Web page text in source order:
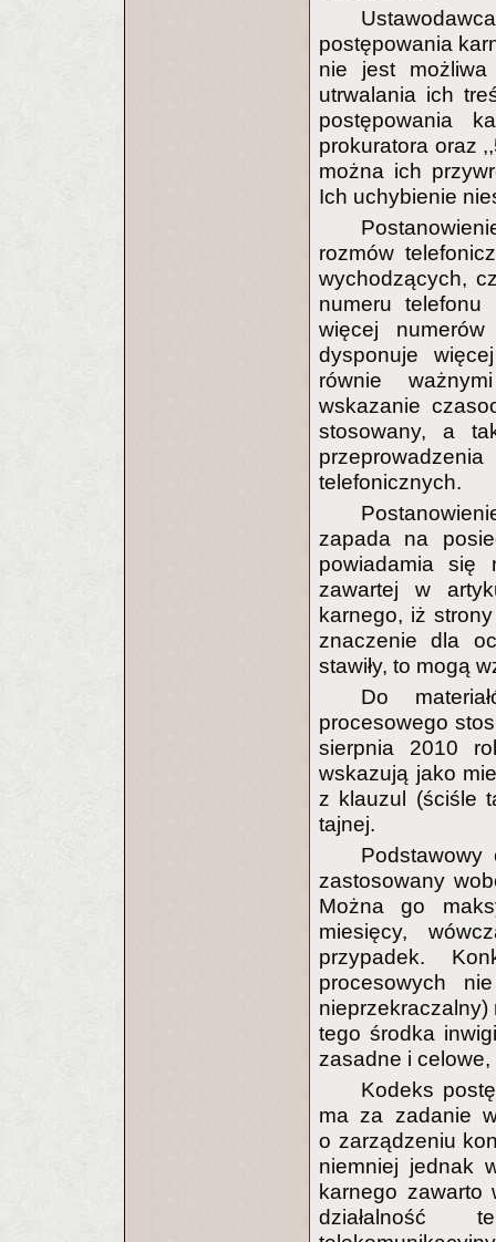
postępowania
nie jest możliwa
utrwalania ich
postępowania
prokuratora oraz
można ich
Ich uchybienie
rozmów
wychodzących,
numeru
więcej
dysponuje
równie
wskazanie
stosowany, a
telefonicznych.
zapada na
powiadamia się
zawartej w
karnego, iż
znaczenie dla
stawiły, to mogą
Do
procesowego
sierpnia 2010
wskazują jako
z klauzul (ściśle
tajnej.
zastosowany
Można go
miesięcy,
przypadek.
procesowych
tego środka
zasadne i
Kodeks
ma za zadanie
o zarządzeniu
niemniej jednak
karnego zawarto
działalność